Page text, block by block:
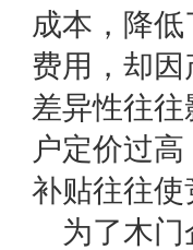
成本，降
费用，却
差异性往
户定价过
补贴往往
为了木